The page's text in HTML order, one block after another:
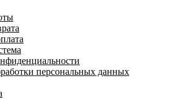
персональных данных